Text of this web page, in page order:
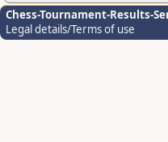
Chess-Tournament-Results-
Legal details/Terms of use